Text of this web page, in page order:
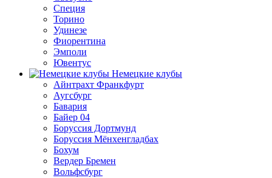
Специя
Торино
Удинезе
Фиорентина
Эмполи
Ювентус
Немецкие клубы
Айнтрахт Франкфурт
Аугсбург
Бавария
Байер 04
Боруссия Дортмунд
Боруссия Мёнхенгладбах
Бохум
Вердер Бремен
Вольфсбург